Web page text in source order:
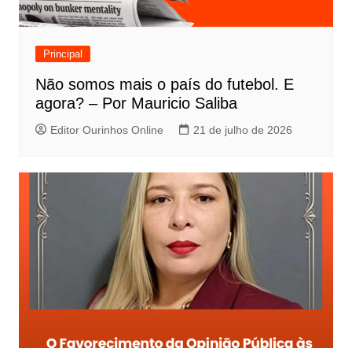
Principal
Não somos mais o país do futebol. E
agora? – Por Mauricio Saliba
Editor Ourinhos Online 21 de julho de 2026